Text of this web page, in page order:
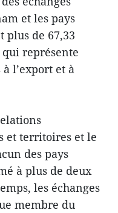
et les pays
plus de 67,33
représente
l’export et à
et territoires et le
des pays
à plus de deux
les échanges
membre du